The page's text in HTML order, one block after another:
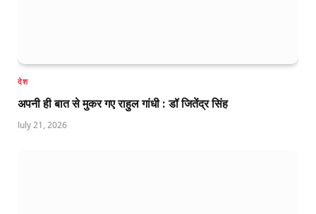
देश
अपनी ही बात से मुकर गए राहुल गांधी : डॉ जितेंद्र सिंह
July 21, 2026